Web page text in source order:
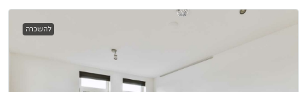
להשכרה